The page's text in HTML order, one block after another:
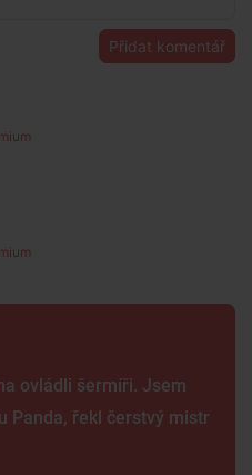
Přidat komentář
ovládli šermíři. Jsem
Panda, řekl čerstvý mistr